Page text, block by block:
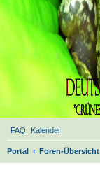
FAQ Kalender
Portal Foren-Übersicht